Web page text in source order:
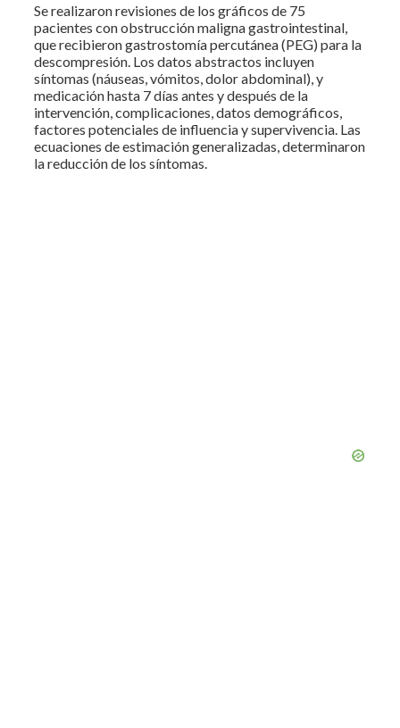
Se realizaron revisiones de los gráficos de 75
pacientes con obstrucción maligna gastrointestinal,
que recibieron gastrostomía percutánea (PEG) para la
descompresión. Los datos abstractos incluyen
síntomas (náuseas, vómitos, dolor abdominal), y
medicación hasta 7 días antes y después de la
intervención, complicaciones, datos demográficos,
factores potenciales de influencia y supervivencia. Las
ecuaciones de estimación generalizadas, determinaron
la reducción de los síntomas.